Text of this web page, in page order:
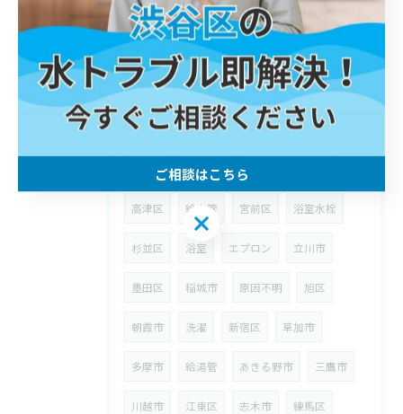
洗面台 神奈川区 台所詰まり
世田谷区 蛇口 西多摩郡 桝
埼玉県 狭山市 ウォーターハンマー
台所 八潮市 漏水 修理 川崎区
町田市 武蔵野市
高津区 給水管 宮前区 浴室水栓
杉並区 浴室 エプロン 立川市
墨田区 稲城市 原因不明 旭区
朝霞市 洗濯 新宿区 草加市
多摩市 給湯管 あきる野市 三鷹市
川越市 江東区 志木市 練馬区
ご相談はこちら
ご相談はこちら